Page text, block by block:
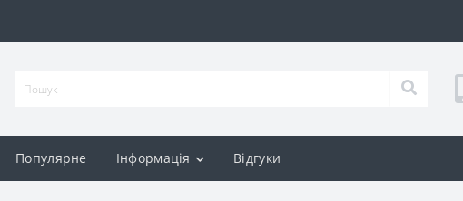
Популярне Інформація Відгуки